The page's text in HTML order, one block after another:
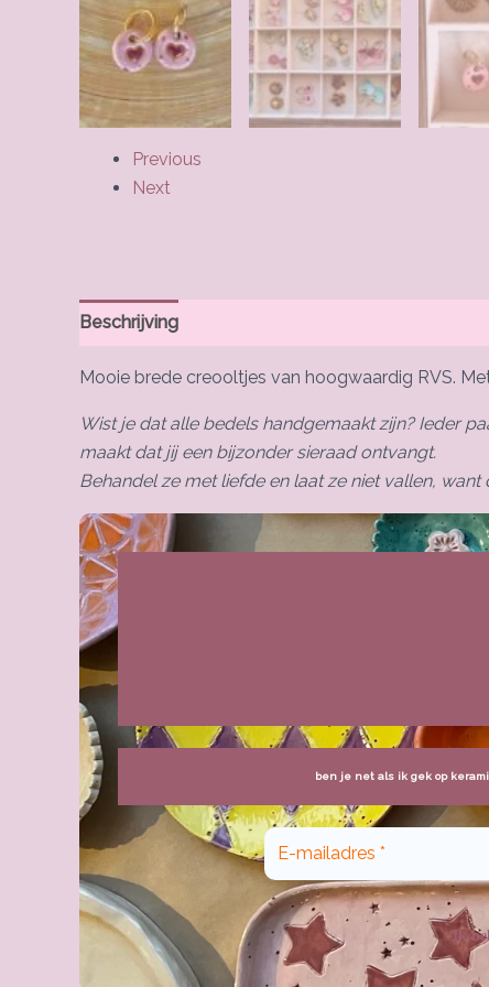
Previous
Next
Beschrijving
Mooie brede creooltjes van hoogwaardig RVS.
Wist je dat alle bedels handgemaakt zijn? Ieder
maakt dat jij een bijzonder sieraad ontvangt.
Behandel ze met liefde en laat ze niet vallen,
ben je net als ik gek op
Ik